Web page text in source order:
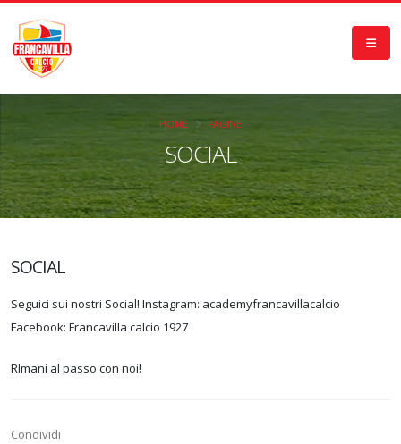
SOCIAL
HOME PAGINE
SOCIAL
Seguici sui nostri Social! Instagram: academyfrancavillacalcio
Facebook: Francavilla calcio 1927
RImani al passo con noi!
Condividi